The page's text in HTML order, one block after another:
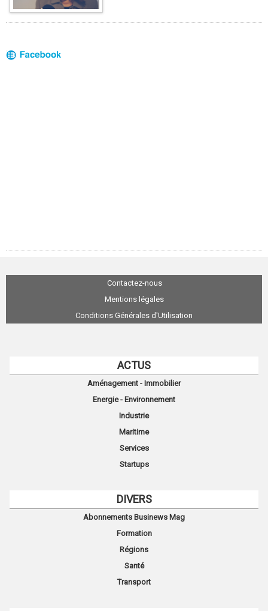
Contactez-nous
Mentions légales
Conditions Générales d'Utilisation
ACTUS
Aménagement - Immobilier
Energie - Environnement
Industrie
Maritime
Services
Startups
DIVERS
Abonnements Businews Mag
Formation
Régions
Santé
Transport